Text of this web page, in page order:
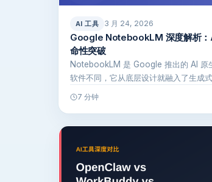
AI 工具 3 月 24, 2026
Google NotebookLM 深度解析：
命性突破
NotebookLM 是 Google 推出的 AI 原
软件不同，它从底层设计就融入了生成
7 分钟